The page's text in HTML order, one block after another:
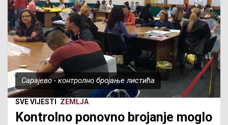
Сарајево - контролно бројање листића
SVE VIJESTI ZEMLJA
Kontrolno ponovno brojanje moglo